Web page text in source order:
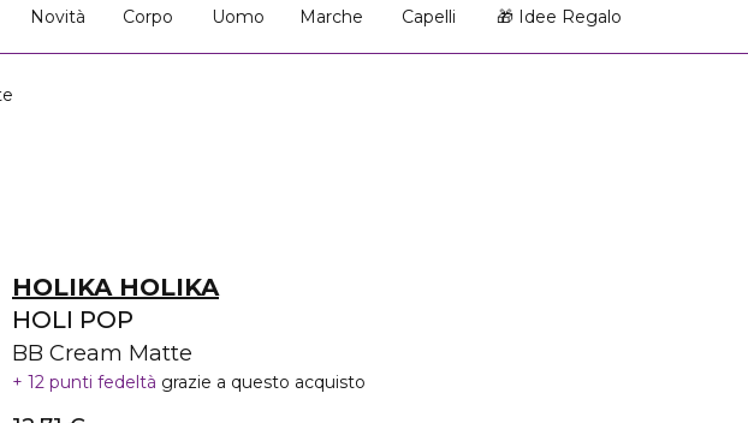
Novità Corpo Uomo Marche Capelli 🎁 Idee Regalo
HOLIKA HOLIKA
HOLI POP
BB Cream Matte
12 punti fedeltà grazie a questo acquisto